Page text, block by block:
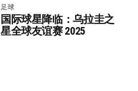
足球
国际球星降临：乌拉圭之
星全球友谊赛 2025